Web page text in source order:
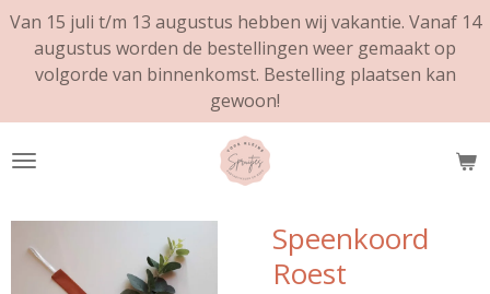
Ga
direct
naar
hoofdinhoud
Van 15 juli t/m 13 augustus hebben wij vakantie. Vanaf 14
augustus worden de bestellingen weer gemaakt op
volgorde van binnenkomst. Bestelling plaatsen kan
gewoon!
Speenkoord
Roest